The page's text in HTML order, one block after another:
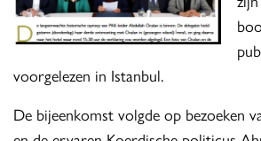
voorgelezen in Istanbul.
De bijeenkomst volgde op bezoeken